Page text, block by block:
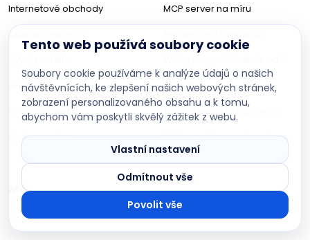
Internetové obchody
Aplikace na míru
AI řešení
Redesign webu
Správa webu
MCP server na míru
990 Kč
Tvorba webu v regionech
SEO a analýza webu zdarma
Mohlo by Vás zajímat
Ceník
Tento web používá soubory cookie
Soubory cookie používáme k analýze údajů o našich
návštěvnících, ke zlepšení našich webových stránek,
zobrazení personalizovaného obsahu a k tomu,
abychom vám poskytli skvělý zážitek z webu.
Vlastní nastavení
Odmítnout vše
Povolit vše
DevBoys AI asistent